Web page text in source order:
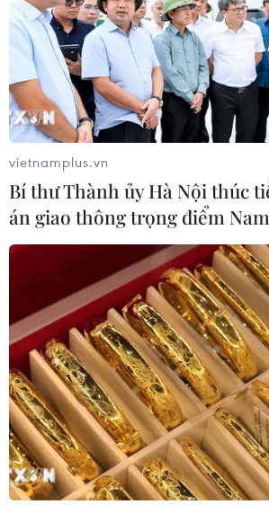
TIN CÙNG CHUYÊN MỤC
Chuyển Bộ Công an thông tin 7 cá
nhân bán vàng không rõ nguồn
vietnamplus.vn
Bí thư Thành ủy Hà Nội thúc
án giao thông trọng điểm